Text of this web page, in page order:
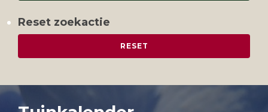
Reset zoekactie